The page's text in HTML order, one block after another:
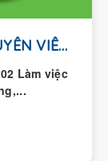
THÔNG BÁO TUYỂN DỤNG CHUYÊN VIÊN TRẮC ĐẠC
Làm việc